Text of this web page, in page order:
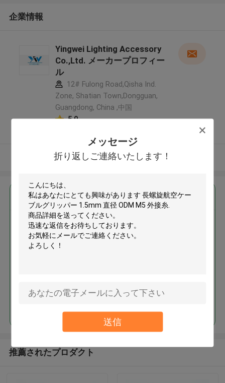
メッセージ
折り返しご連絡いたします！
送信
企業情報
Yingwei Lighting Accessory
Co.,Ltd. メーカープロフィー
ル
12# Fulong Road,Qisha Ind.
Zone, Shatian Town,Dongguan,
Guangdong, China ,中国
5.0
多くを見て下さい
最高の価格で
長螺旋航空ケーブルグリッパー
1.5mm 直径 ODM M5 外接糸
推薦されたプロダクト